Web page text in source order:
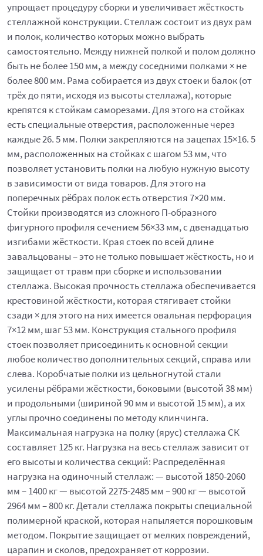
упрощает процедуру сборки и увеличивает жёсткость
стеллажной конструкции. Стеллаж состоит из двух рам
и полок, количество которых можно выбрать
самостоятельно. Между нижней полкой и полом должно
быть не более 150 мм, а между соседними полками × не
более 800 мм. Рама собирается из двух стоек и балок (от
трёх до пяти, исходя из высоты стеллажа), которые
крепятся к стойкам саморезами. Для этого на стойках
есть специальные отверстия, расположенные через
каждые 26. 5 мм. Полки закрепляются на зацепах 15×16. 5
мм, расположенных на стойках с шагом 53 мм, что
позволяет установить полки на любую нужную высоту
в зависимости от вида товаров. Для этого на
поперечных рёбрах полок есть отверстия 7×20 мм.
Стойки производятся из сложного П-образного
фигурного профиля сечением 56×33 мм, с двенадцатью
изгибами жёсткости. Края стоек по всей длине
завальцованы – это не только повышает жёсткость, но и
защищает от травм при сборке и использовании
стеллажа. Высокая прочность стеллажа обеспечивается
крестовиной жёсткости, которая стягивает стойки
сзади × для этого на них имеется овальная перфорация
7×12 мм, шаг 53 мм. Конструкция стального профиля
стоек позволяет присоединить к основной секции
любое количество дополнительных секций, справа или
слева. Коробчатые полки из цельногнутой стали
усилены рёбрами жёсткости, боковыми (высотой 38 мм)
и продольными (шириной 90 мм и высотой 15 мм), а их
углы прочно соединены по методу клинчинга.
Максимальная нагрузка на полку (ярус) стеллажа СК
составляет 125 кг. Нагрузка на весь стеллаж зависит от
его высоты и количества секций: Распределённая
нагрузка на одиночный стеллаж: — высотой 1850-2060
мм – 1400 кг — высотой 2275-2485 мм – 900 кг — высотой
2964 мм – 800 кг. Детали стеллажа покрыты специальной
полимерной краской, которая напыляется порошковым
методом. Покрытие защищает от мелких повреждений,
царапин и сколов, предохраняет от коррозии.